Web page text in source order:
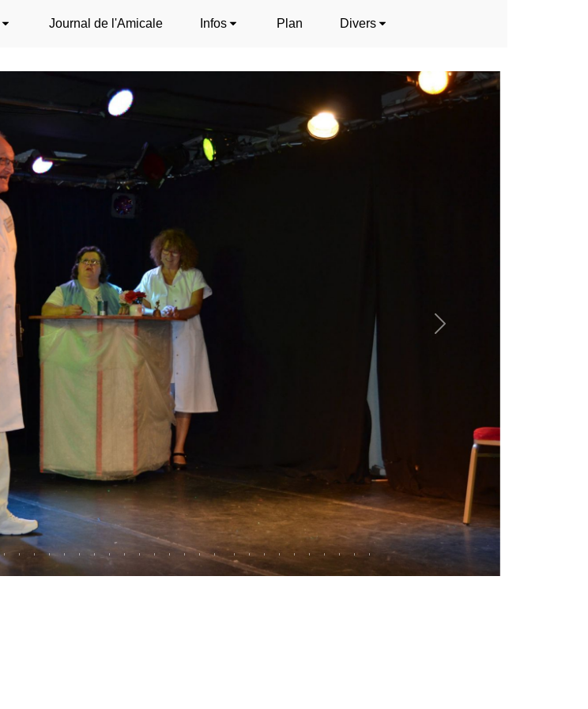
Journal de l'Amicale Infos Plan Divers
Next